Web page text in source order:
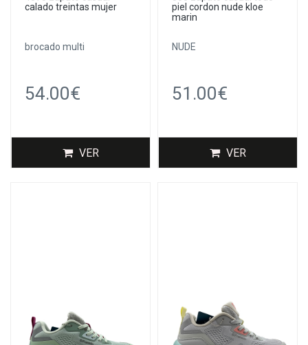
calado treintas mujer
brocado multi
54.00€
VER
piel cordon nude kloe
marin
NUDE
51.00€
VER